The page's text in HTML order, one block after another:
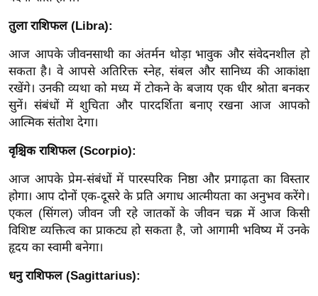
ज
ग
त
बॉ
ली
वु
हॉ
ली
वु
ड
फि
ल्म
स
मी
तुला राशिफल (Libra):
आज आपके जीवनसाथी का अंतर्मन थोड़ा भावुक और संवेदनशील हो
सकता है। वे आपसे अतिरिक्त स्नेह, संबल और सानिध्य की आकांक्षा
रखेंगे। उनकी व्यथा को मध्य में टोकने के बजाय एक धीर श्रोता बनकर
सुनें। संबंधों में शुचिता और पारदर्शिता बनाए रखना आज आपको
आत्मिक संतोश देगा।
वृश्चिक राशिफल (Scorpio):
आज आपके प्रेम-संबंधों में पारस्परिक निष्ठा और प्रगाढ़ता का विस्तार
होगा। आप दोनों एक-दूसरे के प्रति अगाध आत्मीयता का अनुभव करेंगे।
एकल (सिंगल) जीवन जी रहे जातकों के जीवन चक्र में आज किसी
विशिष्ट व्यक्तित्व का प्राकट्य हो सकता है, जो आगामी भविष्य में उनके
हृदय का स्वामी बनेगा।
धनु राशिफल (Sagittarius):